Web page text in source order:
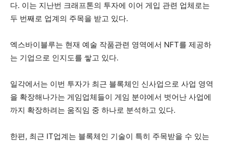
다. 이는 지난번 크래프톤의 투자에 이어 게입 관련 업체로는
두 번째로 업계의 주목을 받고 있다.
엑스바이블루는 현재 예술 작품관련 영역에서 NFT를 제공하
는 기업으로 인지도를 쌓고 있다.
일각에서는 이번 투자가 최근 블록체인 신사업으로 사업 영역
을 확장해나가는 게임업체들이 게임 분야에서 벗어난 사업에
까지 확장하려는 움직임 중 하나로 분석하고 있다.
한편, 최근 IT업계는 블록체인 기술이 특히 주목받을 수 있는